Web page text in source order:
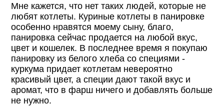
Мне кажется, что нет таких людей, которые не
любят котлеты. Куриные котлеты в панировке
особенно нравятся моему сыну, благо,
панировка сейчас продается на любой вкус,
цвет и кошелек. В последнее время я покупаю
панировку из белого хлеба со специями -
куркума придает котлетам невероятно
красивый цвет, а специи дают такой вкус и
аромат, что в фарш ничего и добавлять больше
не нужно.